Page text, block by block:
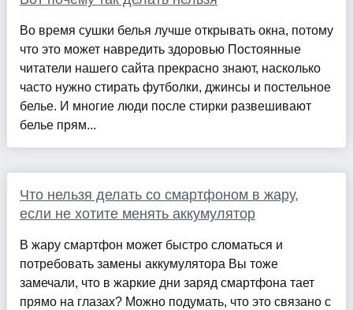
Во время сушки белья лучше открывать окна, потому
что это может навредить здоровью Постоянные
читатели нашего сайта прекрасно знают, насколько
часто нужно стирать футболки, джинсы и постельное
белье. И многие люди после стирки развешивают
белье прям...
Что нельзя делать со смартфоном в жару,
если не хотите менять аккумулятор
В жару смартфон может быстро сломаться и
потребовать замены аккумулятора Вы тоже
замечали, что в жаркие дни заряд смартфона тает
прямо на глазах? Можно подумать, что это связано с